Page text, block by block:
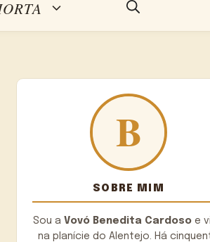
SOBRE MIM
Sou a Vovó Benedita Cardoso e
na planície do Alentejo. Há